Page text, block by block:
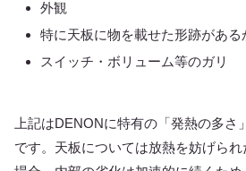
外観
特に天板に物を載せた形跡がある
スイッチ・ボリューム等のガリ
上記はDENONに特有の「発熱の多さ
です。天板については放熱を妨げら